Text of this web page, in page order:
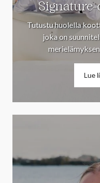
Tutustu huolella
joka on
Lue